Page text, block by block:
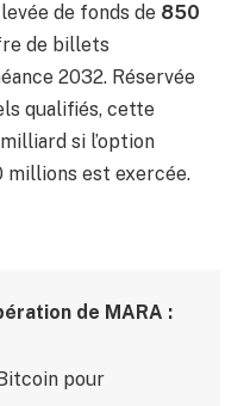
de fonds de 850
de billets
2032. Réservée
qualifiés, cette
si l’option
millions est exercée.
de MARA :
pour